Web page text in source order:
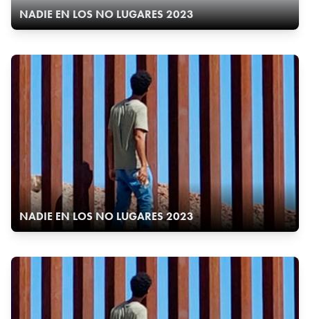
NADIE EN LOS NO LUGARES 2023
NADIE EN LOS NO LUGARES 2023